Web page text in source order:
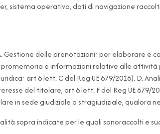
operativo, dati di navigazione
delle prenotazioni: per elaborare
promemoria e informazioni relative alle
art 6 lett. C del Reg UE 679/2016). D.
del titolare, art 6 lett. F del Reg UE 679/
in sede giudiziale o stragiudiziale, qualora
sopra indicate per le quali sonoraccolti e